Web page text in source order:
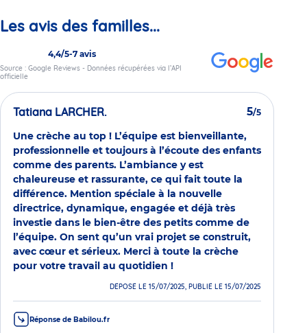
Les avis des familles...
4,4/5-7 avis
Source : Google Reviews - Données récupérées via l’API
officielle
Tatiana LARCHER. 5/5
Une crèche au top ! L’équipe est bienveillante,
professionnelle et toujours à l’écoute des enfants
comme des parents. L’ambiance y est
chaleureuse et rassurante, ce qui fait toute la
différence. Mention spéciale à la nouvelle
directrice, dynamique, engagée et déjà très
investie dans le bien-être des petits comme de
l’équipe. On sent qu’un vrai projet se construit,
avec cœur et sérieux. Merci à toute la crèche
pour votre travail au quotidien !
DÉPOSÉ LE 15/07/2025, PUBLIÉ LE 15/07/2025
Réponse de Babilou.fr